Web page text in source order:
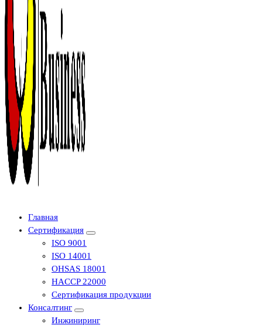
Центр сертификации в Уфе ( услуги по сертификации продукции
Главная
Сертификация
ISO 9001
ISO 14001
OHSAS 18001
HACCP 22000
Сертификация продукции
Консалтинг
Инжиниринг